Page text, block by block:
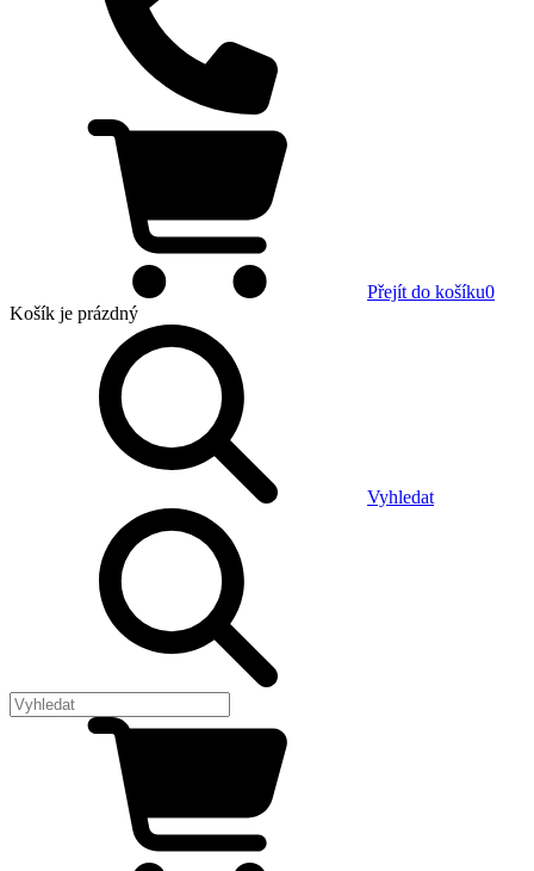
Přejít do košíku0
Košík je prázdný
Vyhledat